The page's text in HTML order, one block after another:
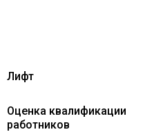
Лифт
Оценка квалификации
работников